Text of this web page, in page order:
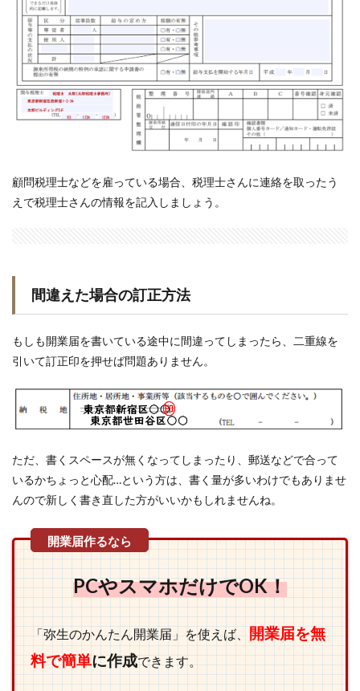
顧問税理士などを雇っている場合、税理士さんに連絡を取ったう
えで税理士さんの情報を記入しましょう。
間違えた場合の訂正方法
もしも開業届を書いている途中に間違ってしまったら、二重線を
引いて訂正印を押せば問題ありません。
ただ、書くスペースが無くなってしまったり、郵送などで合って
いるかちょっと心配…という方は、書く量が多いわけでもありませ
んので新しく書き直した方がいいかもしれませんね。
PCやスマホだけでOK！
「弥生のかんたん開業届」を使えば、開業届を無
料で簡単に作成できます。